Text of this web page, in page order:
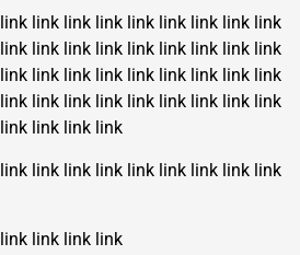
link link link link link link link link link
link link link link link link link link link
link link link link link link link link link
link link link link link link link link link
link link link link
link link link link link link link link link
link link link link